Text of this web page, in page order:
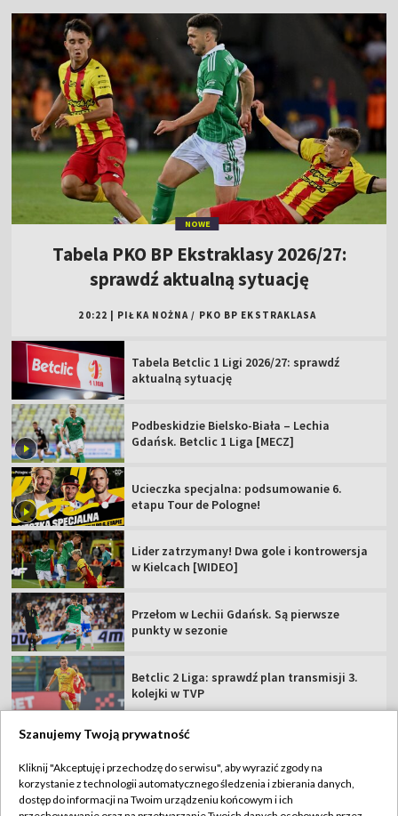
NOWE
Tabela PKO BP Ekstraklasy 2026/27:
sprawdź aktualną sytuację
20:22 PIŁKA NOŻNA / PKO BP EKSTRAKLASA
Tabela Betclic 1 Ligi 2026/27: sprawdź
aktualną sytuację
Podbeskidzie Bielsko-Biała – Lechia
Gdańsk. Betclic 1 Liga [MECZ]
Ucieczka specjalna: podsumowanie 6.
etapu Tour de Pologne!
Lider zatrzymany! Dwa gole i kontrowersja
w Kielcach [WIDEO]
Przełom w Lechii Gdańsk. Są pierwsze
punkty w sezonie
Betclic 2 Liga: sprawdź plan transmisji 3.
kolejki w TVP
TVP
Szanujemy Twoją prywatność
Kliknij "Akceptuję i przechodzę do serwisu", aby wyrazić zgody na
korzystanie z technologii automatycznego śledzenia i zbierania danych,
dostęp do informacji na Twoim urządzeniu końcowym i ich